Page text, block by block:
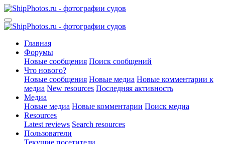
Главная
Форумы
Новые сообщения Поиск сообщений
Что нового?
Новые сообщения Новые медиа Новые комментарии к
медиа New resources Последняя активность
Медиа
Новые медиа Новые комментарии Поиск медиа
Resources
Latest reviews Search resources
Пользователи
Текущие посетители